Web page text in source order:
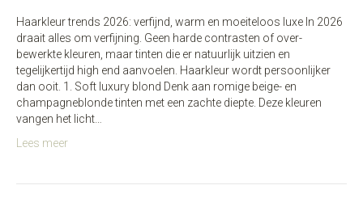
Haarkleur trends 2026: verfijnd, warm en moeiteloos luxe In 2026
draait alles om verfijning. Geen harde contrasten of over-
bewerkte kleuren, maar tinten die er natuurlijk uitzien en
tegelijkertijd high end aanvoelen. Haarkleur wordt persoonlijker
dan ooit. 1. Soft luxury blond Denk aan romige beige- en
champagneblonde tinten met een zachte diepte. Deze kleuren
vangen het licht…
Lees meer